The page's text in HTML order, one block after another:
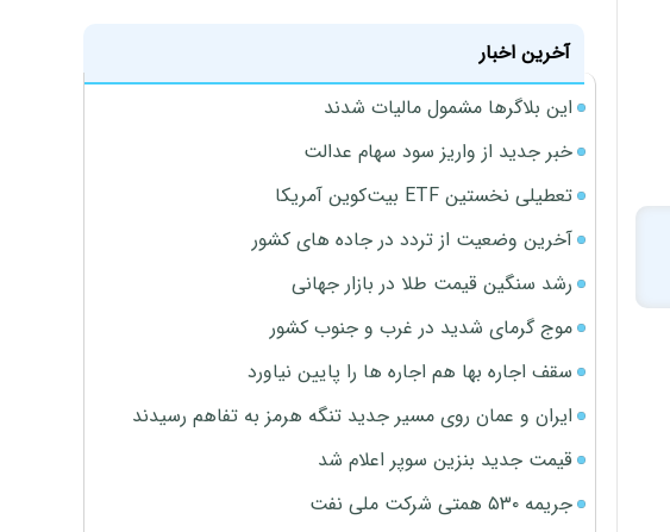
آخرین اخبار
این بلاگرها مشمول مالیات شدند
خبر جدید از واریز سود سهام عدالت
تعطیلی نخستین ETF بیت‌کوین آمریکا
آخرین وضعیت از تردد در جاده های کشور
رشد سنگین قیمت طلا در بازار جهانی
موج گرمای شدید در غرب و جنوب کشور
سقف اجاره بها هم اجاره ها را پایین نیاورد
ایران و عمان روی مسیر جدید تنگه هرمز به تفاهم رسیدند
قیمت جدید بنزین سوپر اعلام شد
جریمه ۵۳۰ همتی شرکت ملی نفت